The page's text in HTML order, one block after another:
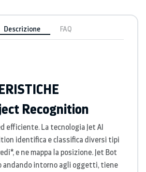
Descrizione FAQ
Recognition
efficiente. La tecnologia Jet AI
identifica e classifica diversi tipi
e ne mappa la posizione. Jet Bot
andando intorno agli oggetti, tiene